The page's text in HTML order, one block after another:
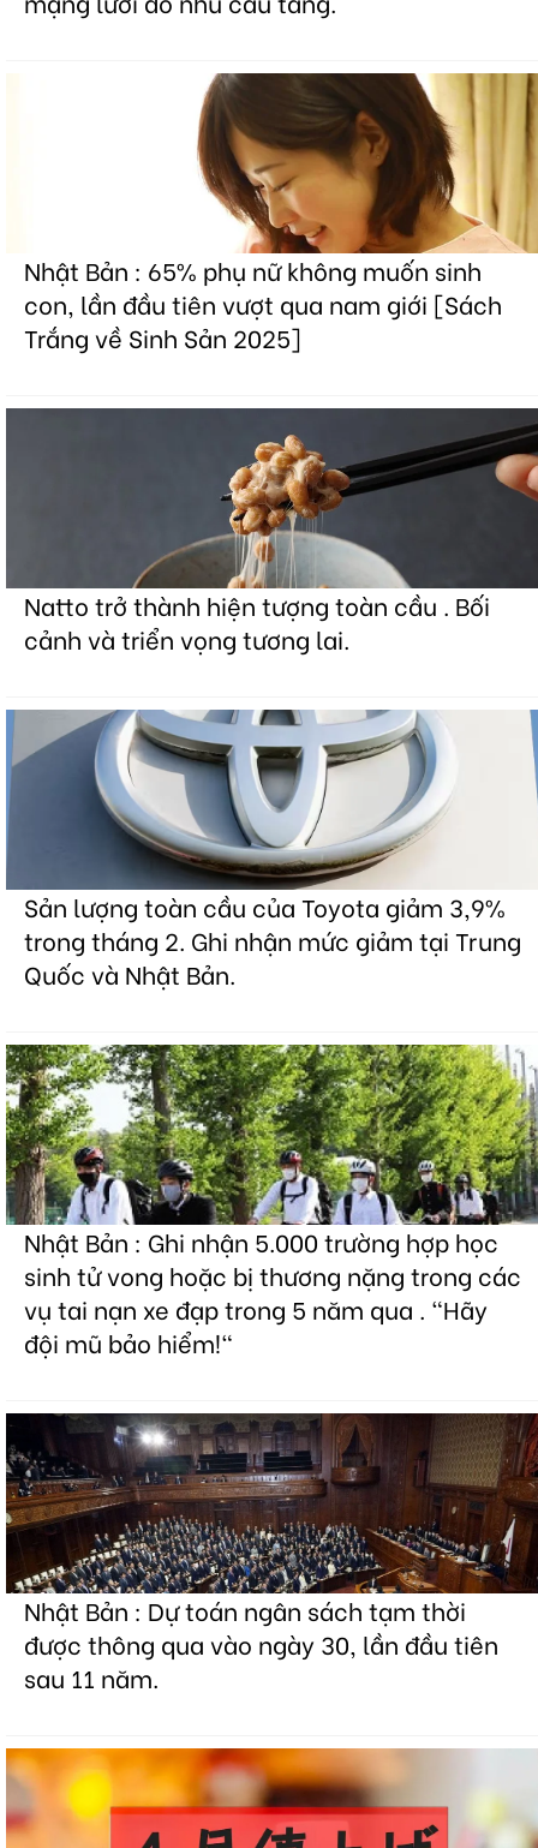
Nhật Bản : 65% phụ nữ không muốn sinh
con, lần đầu tiên vượt qua nam giới [Sách
Trắng về Sinh Sản 2025]
Natto trở thành hiện tượng toàn cầu . Bối
cảnh và triển vọng tương lai.
Sản lượng toàn cầu của Toyota giảm 3,9%
trong tháng 2. Ghi nhận mức giảm tại Trung
Quốc và Nhật Bản.
Nhật Bản : Ghi nhận 5.000 trường hợp học
sinh tử vong hoặc bị thương nặng trong các
vụ tai nạn xe đạp trong 5 năm qua . "Hãy
đội mũ bảo hiểm!"
Nhật Bản : Dự toán ngân sách tạm thời
được thông qua vào ngày 30, lần đầu tiên
sau 11 năm.